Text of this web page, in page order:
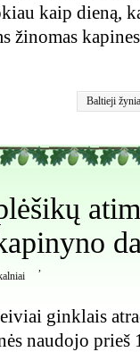
kaip dieną,
žinomas
Baltieji
,
ginklais
naudojo prieš